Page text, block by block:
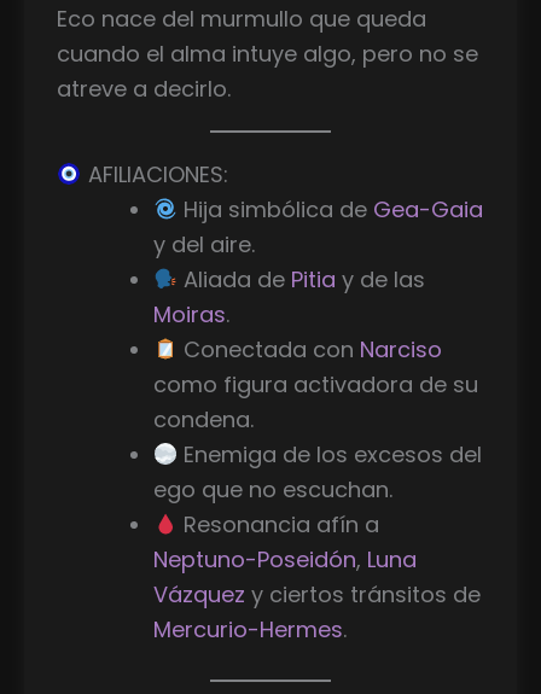
Eco nace del murmullo que queda
cuando el alma intuye algo, pero no se
atreve a decirlo.
AFILIACIONES:
Hija simbólica de Gea-Gaia
y del aire.
Aliada de Pitia y de las
Moiras.
Conectada con Narciso
como figura activadora de su
condena.
Enemiga de los excesos del
ego que no escuchan.
Resonancia afín a
Neptuno-Poseidón, Luna
Vázquez y ciertos tránsitos de
Mercurio-Hermes.